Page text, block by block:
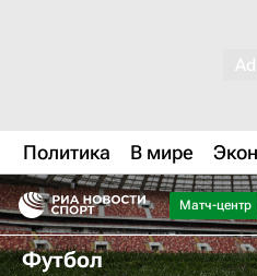
Политика В мире
Матч-центр
Футбол